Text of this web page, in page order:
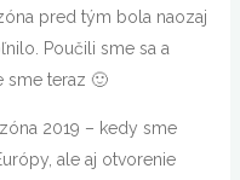
pred tým bola naozaj
Poučili sme sa a
sme teraz 🙂
2019 – kedy sme
ale aj otvorenie